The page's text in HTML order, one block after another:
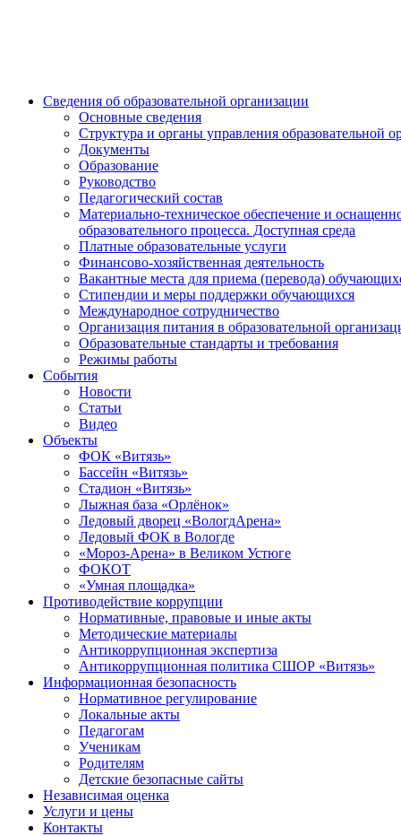
Сведения об образовательной организации
Основные сведения
Структура и органы управления образовательной
Документы
Образование
Руководство
Педагогический состав
Материально-техническое обеспечение и
образовательного процесса. Доступная среда
Платные образовательные услуги
Финансово-хозяйственная деятельность
Вакантные места для приема (перевода)
Стипендии и меры поддержки обучающихся
Международное сотрудничество
Организация питания в образовательной
Образовательные стандарты и требования
Режимы работы
События
Новости
Статьи
Видео
Объекты
ФОК «Витязь»
Бассейн «Витязь»
Стадион «Витязь»
Лыжная база «Орлёнок»
Ледовый дворец «ВологдАрена»
Ледовый ФОК в Вологде
«Мороз-Арена» в Великом Устюге
ФОКОТ
«Умная площадка»
Противодействие коррупции
Нормативные, правовые и иные акты
Методические материалы
Антикоррупционная экспертиза
Антикоррупционная политика СШОР «Витязь»
Информационная безопасность
Нормативное регулирование
Локальные акты
Педагогам
Ученикам
Родителям
Детские безопасные сайты
Независимая оценка
Услуги и цены
Контакты